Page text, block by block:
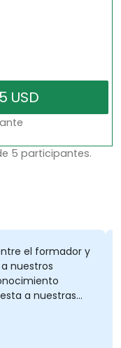
5 participantes.
el formador y
nuestros
a nuestras
apresurado
problemas